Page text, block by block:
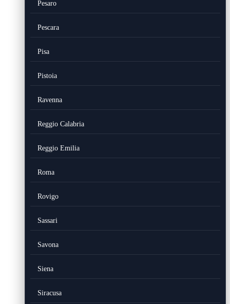
Pesaro
Pescara
Pisa
Pistoia
Ravenna
Reggio Calabria
Reggio Emilia
Roma
Rovigo
Sassari
Savona
Siena
Siracusa